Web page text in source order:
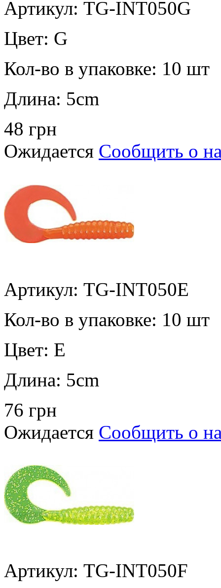
Артикул: TG-INT050G
Цвет: G
Кол-во в упаковке: 10 шт
Длина: 5cm
48 грн
Ожидается Сообщить о
Артикул: TG-INT050E
Кол-во в упаковке: 10 шт
Цвет: E
Длина: 5cm
76 грн
Ожидается Сообщить о
Артикул: TG-INT050F